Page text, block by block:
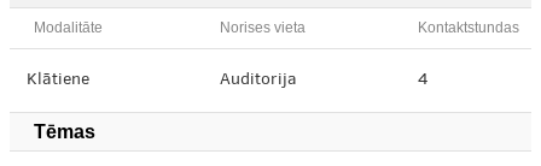
Modalitāte Norises vieta Kontaktstundas
Klātiene Auditorija 4
Tēmas